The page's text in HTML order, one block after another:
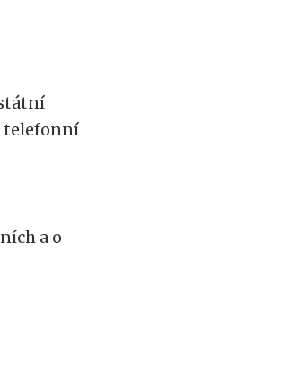
telefonní
a o